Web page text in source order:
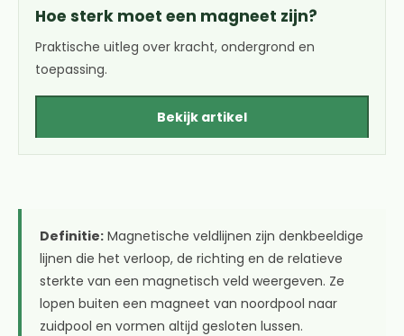
Hoe sterk moet een magneet zijn?
Praktische uitleg over kracht, ondergrond en
toepassing.
Bekijk artikel
Definitie: Magnetische veldlijnen zijn denkbeeldige
lijnen die het verloop, de richting en de relatieve
sterkte van een magnetisch veld weergeven. Ze
lopen buiten een magneet van noordpool naar
zuidpool en vormen altijd gesloten lussen.